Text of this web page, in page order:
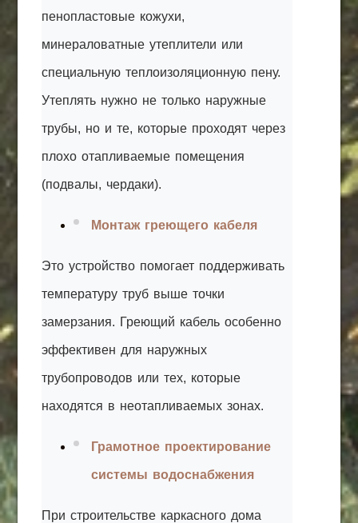
пенопластовые кожухи,
минераловатные утеплители или
специальную теплоизоляционную пену.
Утеплять нужно не только наружные
трубы, но и те, которые проходят через
плохо отапливаемые помещения
(подвалы, чердаки).
Монтаж греющего кабеля
Это устройство помогает поддерживать
температуру труб выше точки
замерзания. Греющий кабель особенно
эффективен для наружных
трубопроводов или тех, которые
находятся в неотапливаемых зонах.
Грамотное проектирование
системы водоснабжения
При строительстве каркасного дома